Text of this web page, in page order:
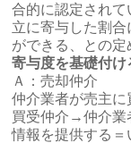
合的に認定され
立に寄与した割
ができる、との定
寄与度を基礎付け
Ａ：売却仲介
仲介業者が売主
買受仲介→仲介業
情報を提供する